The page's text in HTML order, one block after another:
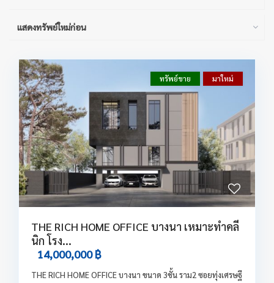
แสดงทรัพย์ใหม่ก่อน
ทรัพย์ขาย มาใหม่
THE RICH HOME OFFICE บางนา เหมาะทำคลี
นิก โรง...
14,000,000 ฿
THE RICH HOME OFFICE บางนา ขนาด 3ชั้น ราม2 ซอยทุ่งเศรษฐี